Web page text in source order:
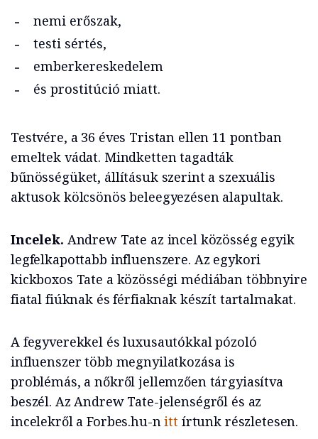
nemi erőszak,
testi sértés,
emberkereskedelem
és prostitúció miatt.
Testvére, a 36 éves Tristan ellen 11 pontban
emeltek vádat. Mindketten tagadták
bűnösségüket, állításuk szerint a szexuális
aktusok kölcsönös beleegyezésen alapultak.
Incelek. Andrew Tate az incel közösség egyik
legfelkapottabb influenszere. Az egykori
kickboxos Tate a közösségi médiában többnyire
fiatal fiúknak és férfiaknak készít tartalmakat.
A fegyverekkel és luxusautókkal pózoló
influenszer több megnyilatkozása is
problémás, a nőkről jellemzően tárgyiasítva
beszél. Az Andrew Tate-jelenségről és az
incelekről a Forbes.hu-nittírtunk részletesen.